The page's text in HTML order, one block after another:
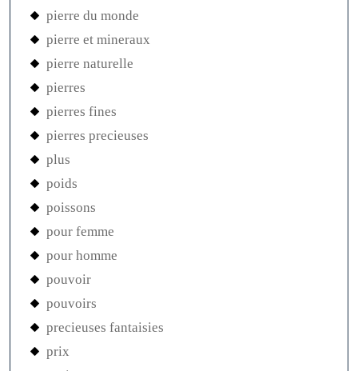
pierre du monde
pierre et mineraux
pierre naturelle
pierres
pierres fines
pierres precieuses
plus
poids
poissons
pour femme
pour homme
pouvoir
pouvoirs
precieuses fantaisies
prix